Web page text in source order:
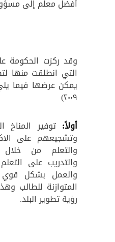
أفضل معلم إلى مسؤول
وقد ركزت الحكومة
التي انطلقت منها
يمكن عرضها فيما
٢٠٠٩)
أولاً: توفير المناخ
وتشجيعهم على
والتعلم من خلال
والتدريب على
والعمل بشكل قوي
المتوازنة للطالب
رؤية تطوير البلد.